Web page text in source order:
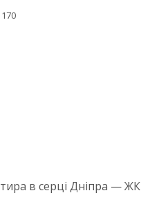
170
в серці Дніпра — ЖК